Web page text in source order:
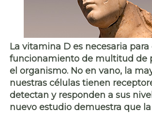
La vitamina D es necesaria para
funcionamiento de multitud de
el organismo. No en vano, la
nuestras células tienen
detectan y responden a sus
nuevo estudio demuestra que